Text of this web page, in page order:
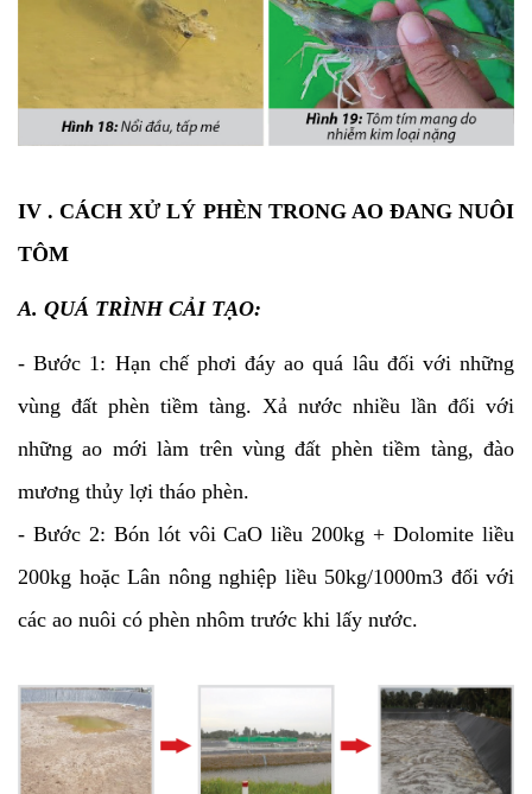
IV . CÁCH XỬ LÝ PHÈN TRONG AO ĐANG NUÔI
TÔM
A. QUÁ TRÌNH CẢI TẠO:
- Bước 1: Hạn chế phơi đáy ao quá lâu đối với những
vùng đất phèn tiềm tàng. Xả nước nhiều lần đối với
những ao mới làm trên vùng đất phèn tiềm tàng, đào
mương thủy lợi tháo phèn.
- Bước 2: Bón lót vôi CaO liều 200kg + Dolomite liều
200kg hoặc Lân nông nghiệp liều 50kg/1000m3 đối với
các ao nuôi có phèn nhôm trước khi lấy nước.